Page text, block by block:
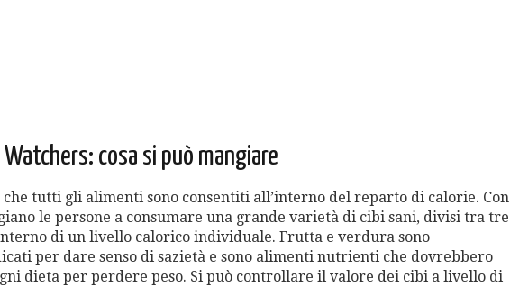
cosa si può mangiare
tutti gli alimenti sono consentiti all’interno del reparto di calorie. Con
le persone a consumare una grande varietà di cibi sani, divisi tra tre
di un livello calorico individuale. Frutta e verdura sono
per dare senso di sazietà e sono alimenti nutrienti che dovrebbero
dieta per perdere peso. Si può controllare il valore dei cibi a livello di